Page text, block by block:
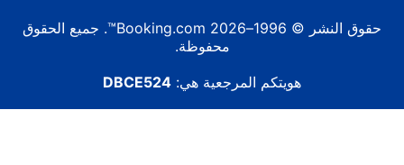
حقوق النشر © 1996–2026 Booking.com™. جميع الحقوق
محفوظة.
هويتكم المرجعية هي: DBCE524